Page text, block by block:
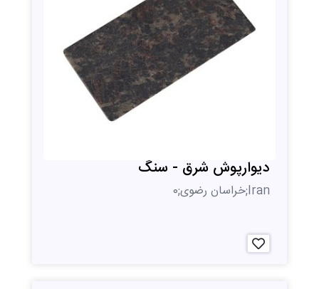
دیوارپوش شرق - سنگ
Iran;خراسان رضوی;0